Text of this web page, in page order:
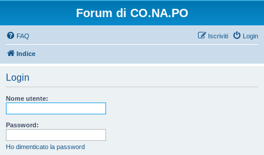
Forum di CO.NA.PO
FAQ Login
Iscriviti
Indice
Login
Nome utente:
Password:
Ho dimenticato la password